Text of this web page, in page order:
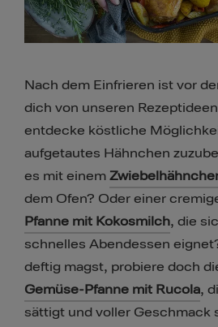
Nach dem Einfrieren ist vor
dich von unseren
entdecke köstliche
aufgetautes Hähnchen
es mit einem
dem Ofen? Oder einer
Pfanne mit Kokosmilch, die
schnelles Abendessen
deftig magst, probiere doch
Gemüse-Pfanne mit Rucola,
sättigt und voller Geschmack